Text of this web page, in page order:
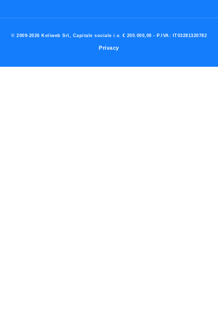
© 2009-2026 Keliweb Srl, Capitale sociale i.v. € 200.000,00 - P.IVA: IT03281320782
Privacy